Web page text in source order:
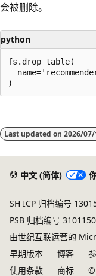
会被删除。
python
fs.drop_table(
Last updated on 2026/
中文 (简体)
SH ICP 归档编号
PSB 归档编号
由世纪互联运营的
早期版本
博客
使用条款
商标 ©